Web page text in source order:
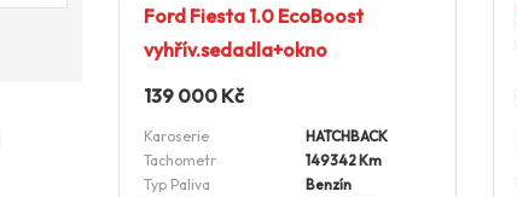
Ford Fiesta 1.0 EcoBoost
vyhřív.sedadla+okno
139 000 Kč
Karoserie
HATCHBACK
Tachometr
149342 Km
Typ Paliva
Benzín